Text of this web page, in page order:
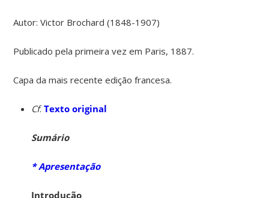
Autor: Victor Brochard (1848-1907)
Publicado pela primeira vez em Paris, 1887.
Capa da mais recente edição francesa.
Cf.Texto original
Sumário
* Apresentação
Introdução